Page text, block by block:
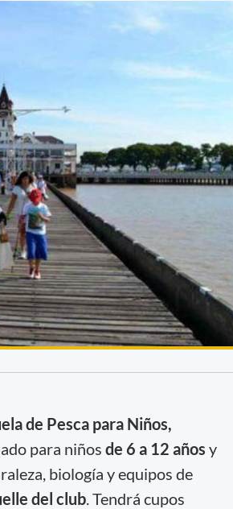
de Pesca para Niños,
para niños de 6 a 12 años y
biología y equipos de
del club. Tendrá cupos